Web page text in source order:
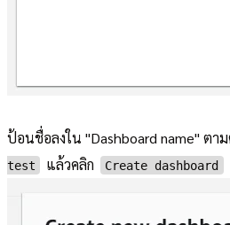
ป้อนชื่อลงใน "Dashboard name" ตา
test
แล้วคลิก Create dashboard